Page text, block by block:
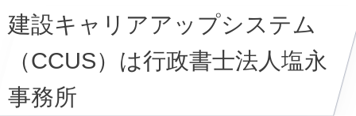
建設キャリアアップシステム
（CCUS）は行政書士法人塩永
事務所